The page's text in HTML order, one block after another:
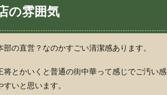
の雰囲気
部の直営？なのかすごい清潔感あります。
将とかいくと普通の街中華って感じでご汚い
すいと思います。